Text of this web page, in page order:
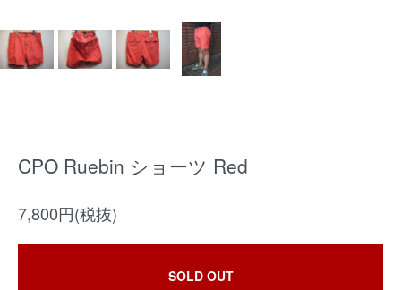
CPO Ruebin ショーツ Red
7,800円(税抜)
SOLD OUT